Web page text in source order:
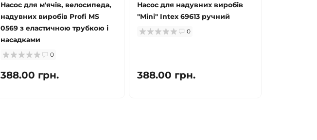
Насос для м'ячів, велосипеда,
надувних виробів Profi MS
0569 з еластичною трубкою і
насадками
0
388.00 грн.
Насос для надувних виробів
"Mini" Intex 69613 ручний
0
388.00 грн.